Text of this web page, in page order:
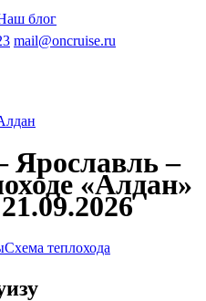
Все города
В Ростов-на-Дону
По ОкеПо Енисею
революция
блог
mail@oncruise.ru
Ярославль –
«Алдан»
Схема теплохода